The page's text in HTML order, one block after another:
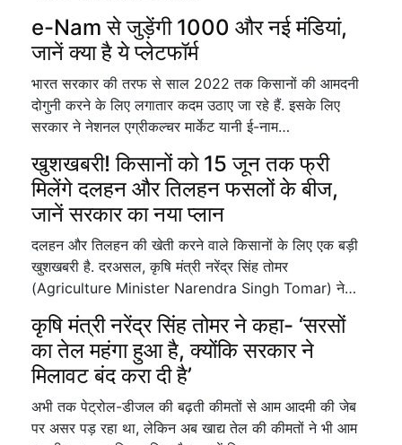
e-Nam से जुड़ेंगी 1000 और नई मंडियां,
जानें क्या है ये प्लेटफॉर्म
भारत सरकार की तरफ से साल 2022 तक किसानों की आमदनी
दोगुनी करने के लिए लगातार कदम उठाए जा रहे हैं. इसके लिए
सरकार ने नेशनल एग्रीकल्चर मार्केट यानी ई-नाम…
खुशखबरी! किसानों को 15 जून तक फ्री
मिलेंगे दलहन और तिलहन फसलों के बीज,
जानें सरकार का नया प्लान
दलहन और तिलहन की खेती करने वाले किसानों के लिए एक बड़ी
खुशखबरी है. दरअसल, कृषि मंत्री नरेंद्र सिंह तोमर
(Agriculture Minister Narendra Singh Tomar) ने…
कृषि मंत्री नरेंद्र सिंह तोमर ने कहा- ‘सरसों
का तेल महंगा हुआ है, क्योंकि सरकार ने
मिलावट बंद करा दी है’
अभी तक पेट्रोल-डीजल की बढ़ती कीमतों से आम आदमी की जेब
पर असर पड़ रहा था, लेकिन अब खाद्य तेल की कीमतों ने भी आम